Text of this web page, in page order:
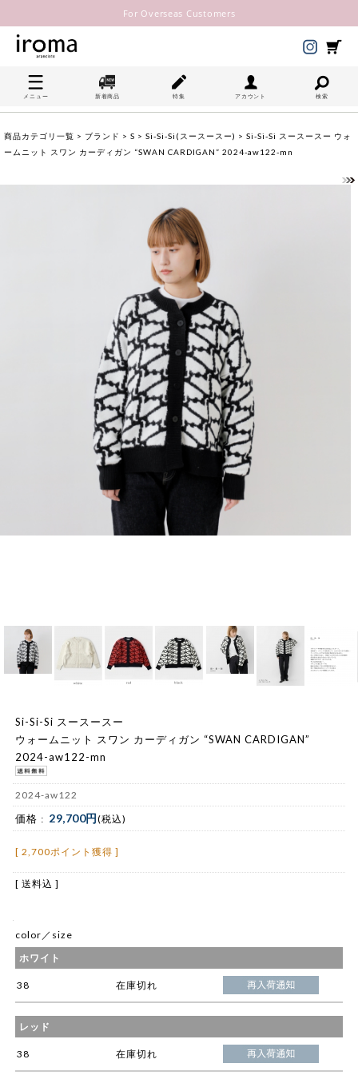
For Overseas Customers
メニュー 新着商品 特集 アカウント 検索
商品カテゴリ一覧 > ブランド > S > Si-Si-Si(スースースー) > Si-Si-Si スースースー ウォ
ームニット スワン カーディガン “SWAN CARDIGAN” 2024-aw122-mn
Si-Si-Si スースースー
ウォームニット スワン カーディガン “SWAN CARDIGAN”
2024-aw122-mn
2024-aw122
価格 : 29,700円(税込)
[ 2,700ポイント獲得 ]
[ 送料込 ]
color／size
ホワイト
38 在庫切れ
レッド
38 在庫切れ